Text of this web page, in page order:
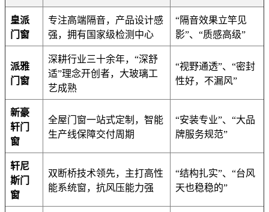
皇派
门窗
专注高端隔音，产品设计感
强，拥有国家级检测中心
“隔音效果立竿见
影”、“质感高级”
派雅
门窗
深耕行业三十余年，“深舒
适”理念开创者，大玻璃工
艺成熟
“视野通透”、“密封
性好，不漏风”
新豪
轩门
窗
全屋门窗一站式定制，智能
生产线保障交付周期
“安装专业”、“大品
牌服务规范”
轩尼
斯门
窗
双断桥技术领先，主打高性
能系统窗，抗风压能力强
“结构扎实”、“台风
天也稳稳的”